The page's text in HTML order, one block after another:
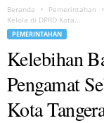
Beranda Pemerintahan
Kelola di DPRD Kota...
PEMERINTAHAN
Kelebihan
Pengamat
Kota